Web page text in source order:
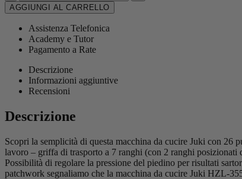
AGGIUNGI AL CARRELLO
Assistenza Telefonica
Academy e Tutor
Pagamento a Rate
Descrizione
Informazioni aggiuntive
Recensioni
Descrizione
Scopri la semplicità di questa macchina da cucire Juki con 26
lavoro – griffa di trasporto a 7 ranghi (con 2 ranghi posizionati
Possibilità di regolare la pressione del piedino per risultati
patchwork segnaliamo che la macchina da cucire Juki HZL-